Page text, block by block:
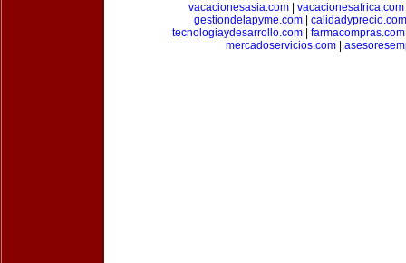
vacacionesasia.com
vacacionesafrica.com
gestiondelapyme.com
calidadyprecio.com
tecnologiaydesarrollo.com
farmacompras.com
mercadoservicios.com|